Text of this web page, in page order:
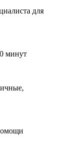
для
минут